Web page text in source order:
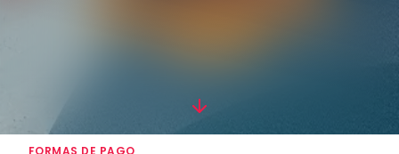
FORMAS DE PAGO